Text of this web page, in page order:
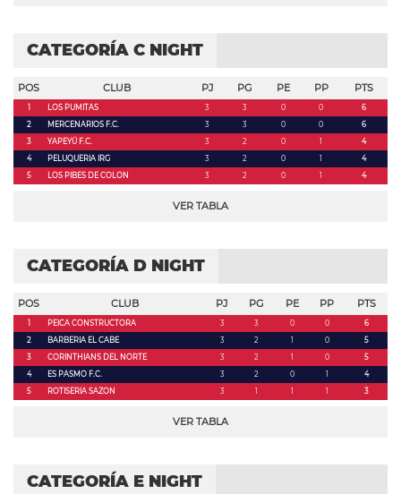
CATEGORÍA C NIGHT
POS CLUB PJ PG PE PP PTS
1 LOS PUMITAS 3 3 0 0
6
2
MERCENARIOS F.C. 3 3 0 0
6
3
YAPEYÚ F.C. 3 2 0 1
4
4
PELUQUERIA IRG 3 2 0 1
4
5
LOS PIBES DE COLON 3 2 0 1 4
VER TABLA
CATEGORÍA D NIGHT
POS CLUB PJ PG PE PP PTS
1 PEICA CONSTRUCTORA 3 3 0 0
6
2
BARBERIA EL CABE 3 2 1 0
5
3
CORINTHIANS DEL NORTE 3 2 1 0
5
4
ES PASMO F.C. 3 2 0 1
4
5
ROTISERIA SAZON 3 1 1 1 3
VER TABLA
CATEGORÍA E NIGHT